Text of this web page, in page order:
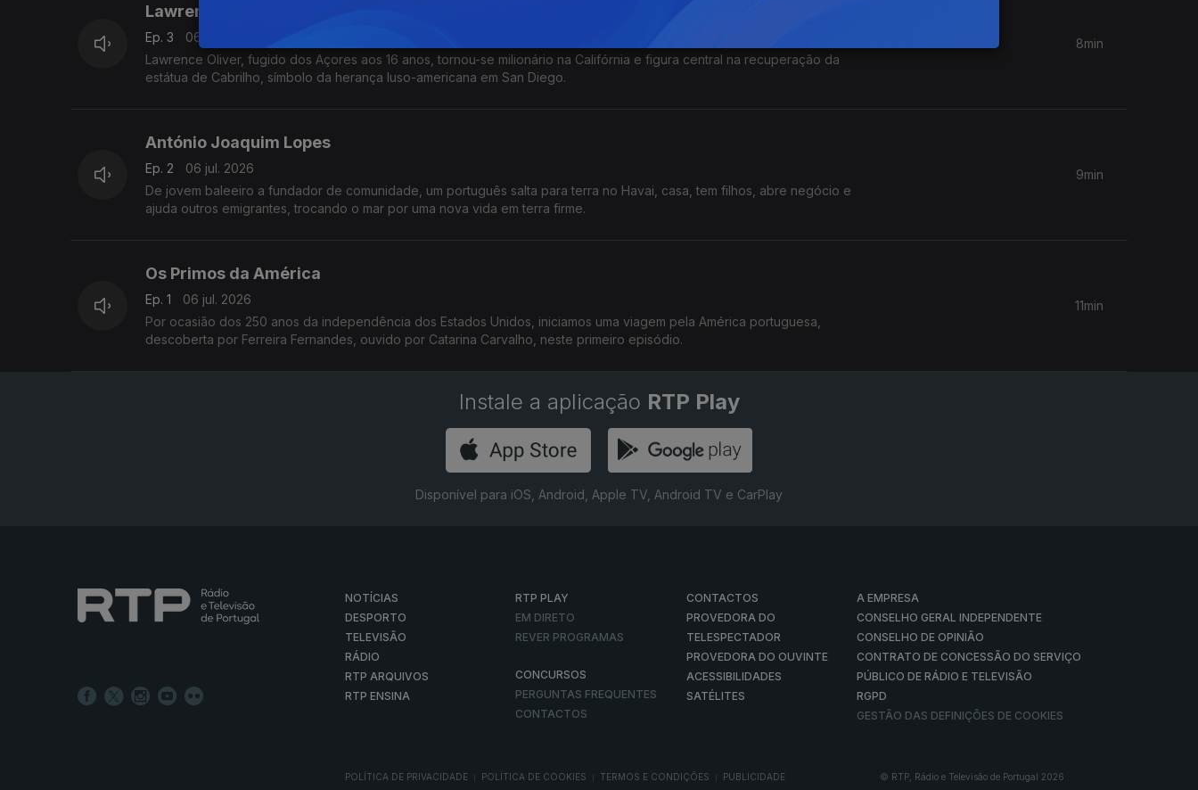
Lawrence Oliver
Ep. 3
06 jul. 2026
Lawrence Oliver, fugido dos Açores aos 16 anos, tornou-se milionário na Califórnia e figura central na recuperação da
estátua de Cabrilho, símbolo da herança luso-americana em San Diego.
8min
António Joaquim Lopes
Ep. 2
06 jul. 2026
De jovem baleeiro a fundador de comunidade, um português salta para terra no Havai, casa, tem filhos, abre negócio e
ajuda outros emigrantes, trocando o mar por uma nova vida em terra firme.
9min
Os Primos da América
Ep. 1
06 jul. 2026
Por ocasião dos 250 anos da independência dos Estados Unidos, iniciamos uma viagem pela América portuguesa,
descoberta por Ferreira Fernandes, ouvido por Catarina Carvalho, neste primeiro episódio.
11min
Instale a aplicação RTP Play
Disponível para iOS, Android, Apple TV, Android TV e CarPlay
NOTÍCIAS
DESPORTO
TELEVISÃO
RÁDIO
RTP ARQUIVOS
RTP ENSINA
RTP PLAY
EM DIRETO
REVER PROGRAMAS
CONCURSOS
PERGUNTAS FREQUENTES
CONTACTOS
CONTACTOS
PROVEDORA DO
TELESPECTADOR
PROVEDORA DO OUVINTE
ACESSIBILIDADES
SATÉLITES
A EMPRESA
CONSELHO GERAL INDEPENDENTE
CONSELHO DE OPINIÃO
CONTRATO DE CONCESSÃO DO SERVIÇO
PÚBLICO DE RÁDIO E TELEVISÃO
RGPD
GESTÃO DAS DEFINIÇÕES DE COOKIES
POLÍTICA DE PRIVACIDADE POLÍTICA DE COOKIES TERMOS E CONDIÇÕES PUBLICIDADE © RTP, Rádio e Televisão de Portugal 2026